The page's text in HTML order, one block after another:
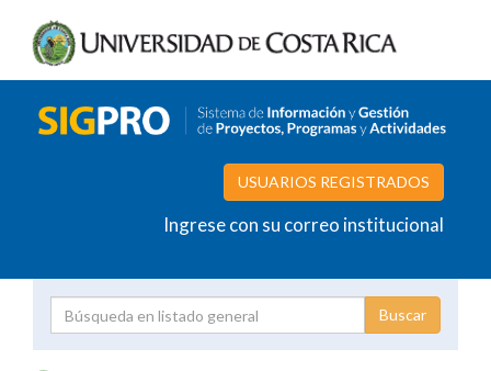
USUARIOS REGISTRADOS
Ingrese con su correo institucional